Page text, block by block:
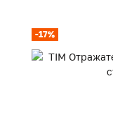
-17%